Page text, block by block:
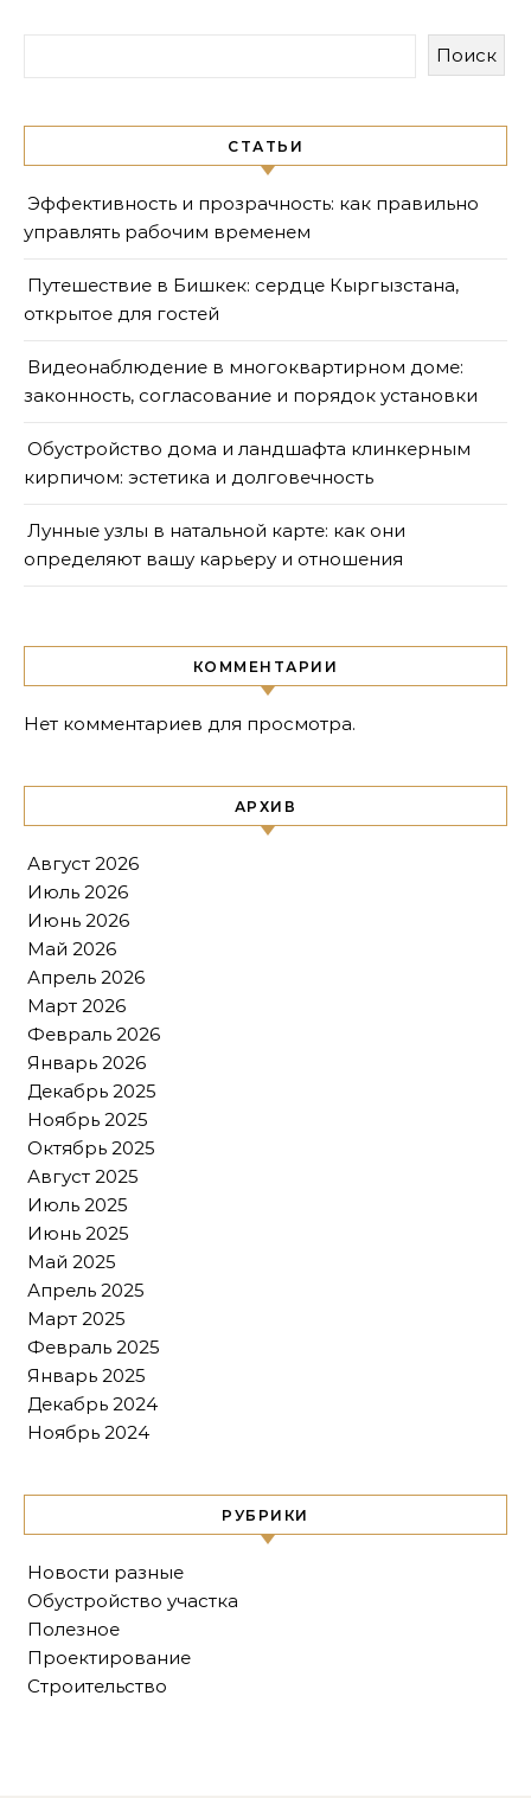
Поиск
СТАТЬИ
Эффективность и прозрачность: как правильно
управлять рабочим временем
Путешествие в Бишкек: сердце Кыргызстана,
открытое для гостей
Видеонаблюдение в многоквартирном доме:
законность, согласование и порядок установки
Обустройство дома и ландшафта клинкерным
кирпичом: эстетика и долговечность
Лунные узлы в натальной карте: как они
определяют вашу карьеру и отношения
КОММЕНТАРИИ
Нет комментариев для просмотра.
АРХИВ
Август 2026
Июль 2026
Июнь 2026
Май 2026
Апрель 2026
Март 2026
Февраль 2026
Январь 2026
Декабрь 2025
Ноябрь 2025
Октябрь 2025
Август 2025
Июль 2025
Июнь 2025
Май 2025
Апрель 2025
Март 2025
Февраль 2025
Январь 2025
Декабрь 2024
Ноябрь 2024
РУБРИКИ
Новости разные
Обустройство участка
Полезное
Проектирование
Строительство